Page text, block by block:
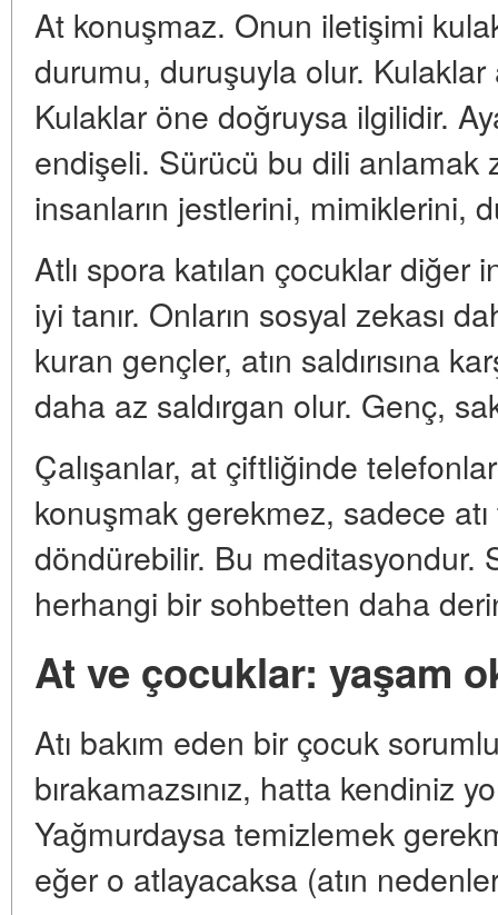
At konuşmaz. Onun iletişimi
durumu, duruşuyla olur. Kulaklar
Kulaklar öne doğruysa ilgilidir.
endişeli. Sürücü bu dili anlamak
insanların jestlerini, mimiklerini,
Atlı spora katılan çocuklar diğer
iyi tanır. Onların sosyal zekası
kuran gençler, atın saldırısına
daha az saldırgan olur. Genç,
Çalışanlar, at çiftliğinde
konuşmak gerekmez, sadece
döndürebilir. Bu meditasyondur.
herhangi bir sohbetten daha
At ve çocuklar: yaşam
Atı bakım eden bir çocuk
bırakamazsınız, hatta kendiniz
Yağmurdaysa temizlemek
eğer o atlayacaksa (atın